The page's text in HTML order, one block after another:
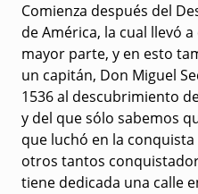
Comienza después del
de América, la cual llevó
mayor parte, y en esto
un capitán, Don Miguel
1536 al descubrimiento
y del que sólo sabemos
que luchó en la
otros tantos
tiene dedicada una calle